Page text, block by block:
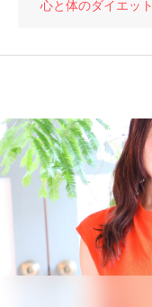
心と体のダイエット